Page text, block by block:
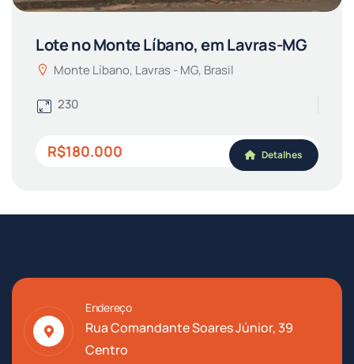
Lote no Monte Líbano, em Lavras-MG
Monte Líbano, Lavras - MG, Brasil
230
R$180.000 Detalhes
Endereço
Rua Comandante Soares Júnior, 39
Centro